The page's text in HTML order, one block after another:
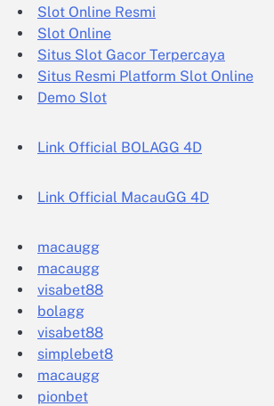
Slot Online Resmi
Slot Online
Situs Slot Gacor Terpercaya
Situs Resmi Platform Slot Online
Demo Slot
Link Official BOLAGG 4D
Link Official MacauGG 4D
macaugg
macaugg
visabet88
bolagg
visabet88
simplebet8
macaugg
pionbet